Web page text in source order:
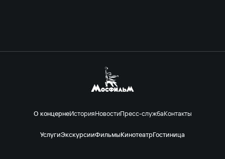
О концернеИсторияНовостиПресс-службаКонтакты
УслугиЭкскурсииФильмыКинотеатрГостиница